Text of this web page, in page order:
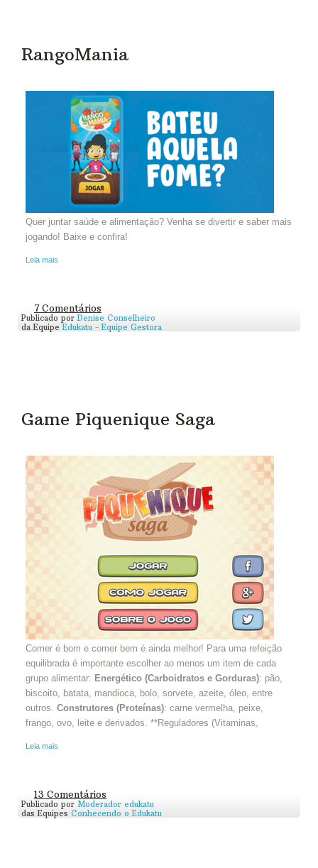
RangoMania
Quer juntar saúde e alimentação? Venha se divertir e saber mais
jogando! Baixe e confira!
Leia mais
7 Comentários
Publicado por Denise Conselheiro
da Equipe Edukatu - Equipe Gestora
Game Piquenique Saga
Comer é bom e comer bem é ainda melhor! Para uma refeição
equilibrada é importante escolher ao menos um item de cada
grupo alimentar: Energético (Carboidratos e Gorduras): pão,
biscoito, batata, mandioca, bolo, sorvete, azeite, óleo, entre
outros. Construtores (Proteínas): carne vermelha, peixe,
frango, ovo, leite e derivados. **Reguladores (Vitaminas,
Leia mais
13 Comentários
Publicado por Moderador edukatu
das Equipes Conhecendo o Edukatu